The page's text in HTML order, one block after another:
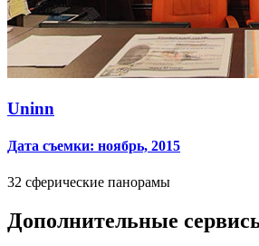
Uninn
Дата съемки: ноябрь, 2015
32 сферические панорамы
Дополнительные